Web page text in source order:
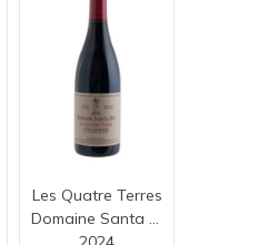
Les Quatre Terres